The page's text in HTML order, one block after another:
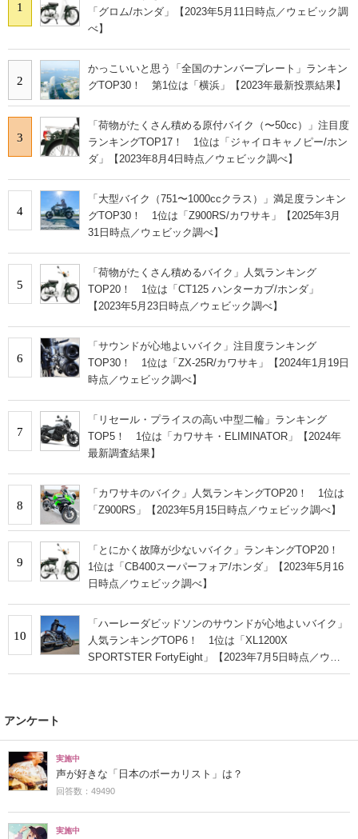
1
「グロム/ホンダ」【2023年5月11日時点／ウェビック調
べ】
2
かっこいいと思う「全国のナンバープレート」ランキン
グTOP30！ 第1位は「横浜」【2023年最新投票結果】
3
「荷物がたくさん積める原付バイク（〜50cc）」注目度
ランキングTOP17！ 1位は「ジャイロキャノピー/ホン
ダ」【2023年8月4日時点／ウェビック調べ】
4
「大型バイク（751〜1000ccクラス）」満足度ランキン
グTOP30！ 1位は「Z900RS/カワサキ」【2025年3月
31日時点／ウェビック調べ】
5
「荷物がたくさん積めるバイク」人気ランキング
TOP20！ 1位は「CT125 ハンターカブ/ホンダ」
【2023年5月23日時点／ウェビック調べ】
6
「サウンドが心地よいバイク」注目度ランキング
TOP30！ 1位は「ZX-25R/カワサキ」【2024年1月19日
時点／ウェビック調べ】
7
「リセール・プライスの高い中型二輪」ランキング
TOP5！ 1位は「カワサキ・ELIMINATOR」【2024年
最新調査結果】
8
「カワサキのバイク」人気ランキングTOP20！ 1位は
「Z900RS」【2023年5月15日時点／ウェビック調べ】
9
「とにかく故障が少ないバイク」ランキングTOP20！
1位は「CB400スーパーフォア/ホンダ」【2023年5月16
日時点／ウェビック調べ】
10
「ハーレーダビッドソンのサウンドが心地よいバイク」
人気ランキングTOP6！ 1位は「XL1200X
SPORTSTER FortyEight」【2023年7月5日時点／ウェ
ビック調べ】
アンケート
実施中
声が好きな「日本のボーカリスト」は？
回答数：49490
実施中